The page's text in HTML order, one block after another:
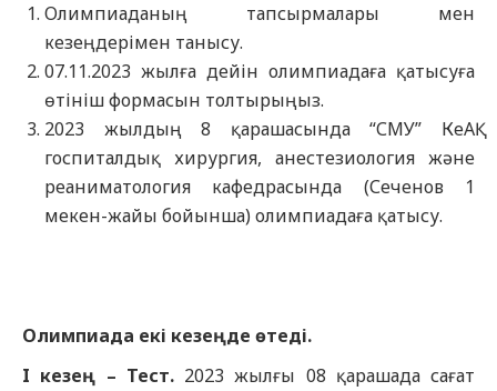
Олимпиаданың тапсырмалары мен
кезеңдерімен танысу.
07.11.2023 жылға дейін олимпиадаға қатысуға
өтініш формасын толтырыңыз.
2023 жылдың 8 қарашасында “СМУ” КеАҚ
госпиталдық хирургия, анестезиология және
реаниматология кафедрасында (Сеченов 1
мекен-жайы бойынша) олимпиадаға қатысу.
Олимпиада екі кезеңде өтеді.
I кезең – Тест. 2023 жылғы 08 қарашада сағат